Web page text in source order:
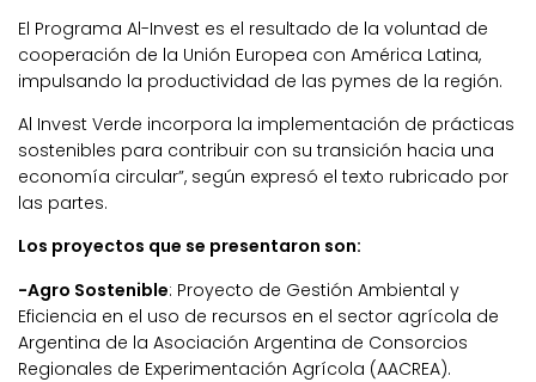
El Programa Al-Invest es el resultado de la voluntad de
cooperación de la Unión Europea con América Latina,
impulsando la productividad de las pymes de la región.
Al Invest Verde incorpora la implementación de prácticas
sostenibles para contribuir con su transición hacia una
economía circular”, según expresó el texto rubricado por
las partes.
Los proyectos que se presentaron son:
-Agro Sostenible: Proyecto de Gestión Ambiental y
Eficiencia en el uso de recursos en el sector agrícola de
Argentina de la Asociación Argentina de Consorcios
Regionales de Experimentación Agrícola (AACREA).